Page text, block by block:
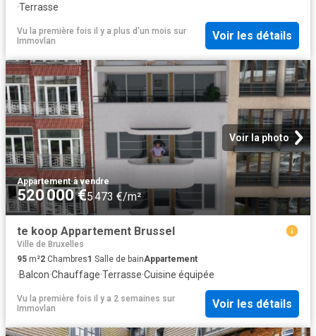
·Terrasse
Vu la première fois il y a plus d'un mois sur
Immovlan
Voir les détails
Voir la photo
Appartement·à vendre
520 000 €5 473 €/m²
te koop Appartement Brussel
Ville de Bruxelles
95 m²2 Chambres1 Salle de bainAppartement
·Balcon·Chauffage·Terrasse·Cuisine équipée
Vu la première fois il y a 2 semaines sur
Immovlan
Voir les détails